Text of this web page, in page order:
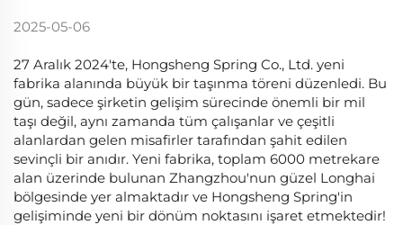
2025-05-06
27 Aralık 2024'te, Hongsheng Spring Co., Ltd. yeni
fabrika alanında büyük bir taşınma töreni düzenledi. Bu
gün, sadece şirketin gelişim sürecinde önemli bir mil
taşı değil, aynı zamanda tüm çalışanlar ve çeşitli
alanlardan gelen misafirler tarafından şahit edilen
sevinçli bir anıdır. Yeni fabrika, toplam 6000 metrekare
alan üzerinde bulunan Zhangzhou'nun güzel Longhai
bölgesinde yer almaktadır ve Hongsheng Spring'in
gelişiminde yeni bir dönüm noktasını işaret etmektedir!